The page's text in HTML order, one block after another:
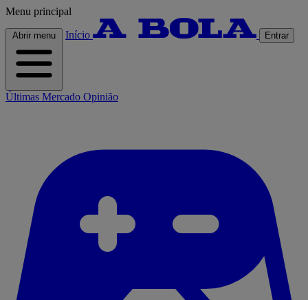
Menu principal
Abrir menu Início Entrar
Últimas Mercado Opinião